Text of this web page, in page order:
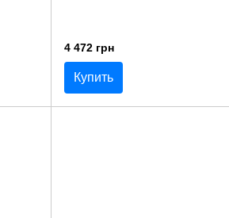
4 472 грн
Купить